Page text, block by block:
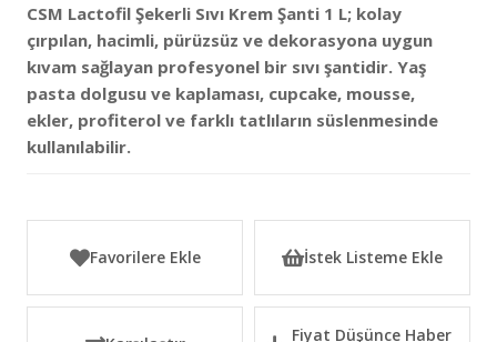
CSM Lactofil Şekerli Sıvı Krem Şanti 1 L; kolay
çırpılan, hacimli, pürüzsüz ve dekorasyona uygun
kıvam sağlayan profesyonel bir sıvı şantidir. Yaş
pasta dolgusu ve kaplaması, cupcake, mousse,
ekler, profiterol ve farklı tatlıların süslenmesinde
kullanılabilir.
Favorilere Ekle İstek Listeme Ekle
Fiyat Düşünce Haber